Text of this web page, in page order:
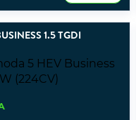
1.5 TGDI